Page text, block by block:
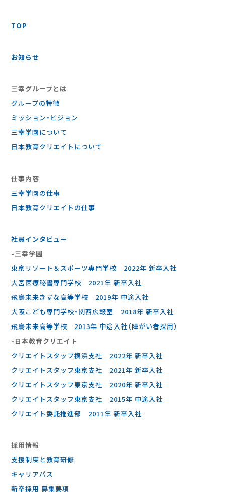
TOP
お知らせ
三幸グループとは
グループの特徴
ミッション・ビジョン
三幸学園について
日本教育クリエイトについて
仕事内容
三幸学園の仕事
⽇本教育クリエイトの仕事
社員インタビュー
-三幸学園
東京リゾート＆スポーツ専門学校 2022年 新卒入社
大宮医療秘書専門学校 2021年 新卒入社
飛鳥未来きずな高等学校 2019年 中途入社
大阪こども専門学校・関西広報室 2018年 新卒入社
飛鳥未来高等学校 2013年 中途入社（障がい者採用）
-⽇本教育クリエイト
クリエイトスタッフ横浜支社 2022年 新卒入社
クリエイトスタッフ東京支社 2021年 新卒入社
クリエイトスタッフ東京支社 2020年 新卒入社
クリエイトスタッフ東京支社 2015年 中途入社
クリエイト委託推進部 2011年 新卒入社
採⽤情報
支援制度と教育研修
キャリアパス
新卒採用 募集要項